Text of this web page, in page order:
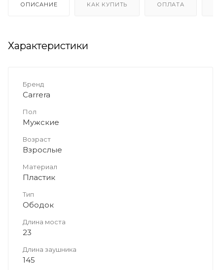
ОПИСАНИЕ КАК КУПИТЬ ОПЛАТА
Характеристики
Бренд
Carrera
Пол
Мужские
Возраст
Взрослые
Материал
Пластик
Тип
Ободок
Длина моста
23
Длина заушника
145